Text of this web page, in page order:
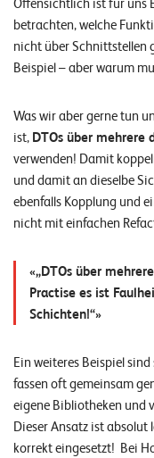
Offensichtlich ist für uns
betrachten, welche
nicht über Schnittstellen
Beispiel – aber warum
Was wir aber gerne tun
ist, DTOs über
verwenden! Damit
und damit an dieselbe
ebenfalls Kopplung und
nicht mit einfachen
„DTOs über
Practise es ist
Schichten!“
Ein weiteres Beispiel
fassen oft gemeinsam
eigene Bibliotheken und
Dieser Ansatz ist
korrekt eingesetzt! Bei